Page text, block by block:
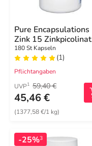
Pure Encapsulations
Zink 15 Zinkpicolinat
Kapseln
180 St Kapseln
(1)
Pflichtangaben
UVP1 59,40 €
45,46 €
(1377,58 €/1 kg)
-25%3